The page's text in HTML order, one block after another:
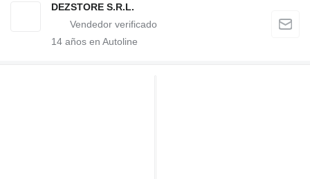
DEZSTORE S.R.L.
14 años en Autoline